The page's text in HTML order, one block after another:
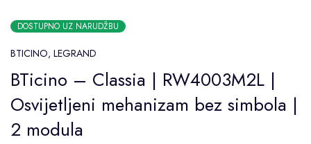
DOSTUPNO UZ NARUDŽBU
BTICINO, LEGRAND
BTicino – Classia | RW4003M2L |
Osvijetljeni mehanizam bez simbola |
2 modula